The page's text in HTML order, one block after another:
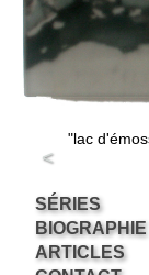
<
"lac
SÉRIES
BIOGRAPHIE
ARTICLES